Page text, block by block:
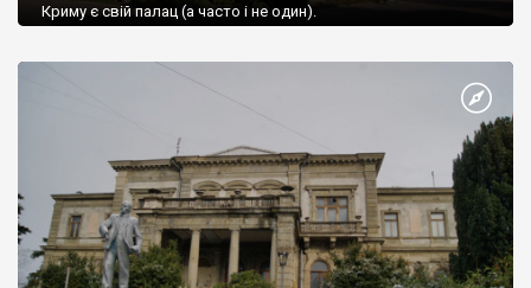
Криму є свій палац (а часто і не один).